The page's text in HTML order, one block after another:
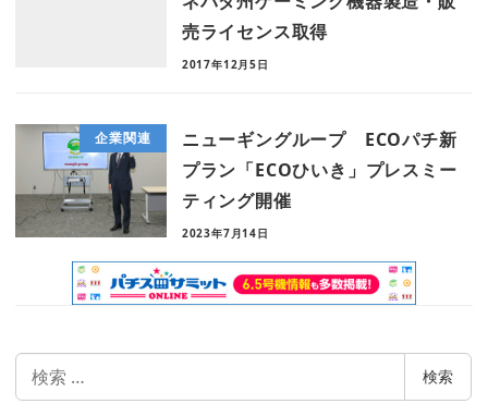
売ライセンス取得
2017年12月5日
企業関連
ニューギングループ ECOパチ新
プラン「ECOひいき」プレスミー
ティング開催
2023年7月14日
索
検索